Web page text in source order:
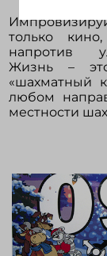
только
напротив
Жизнь –
«шахматный
любом
местности